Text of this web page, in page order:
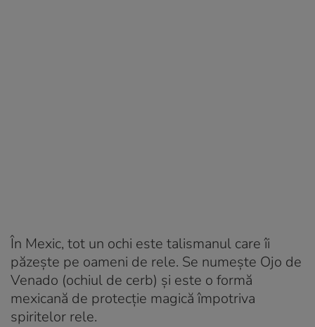
În Mexic, tot un ochi este talismanul care îi
păzește pe oameni de rele. Se numește Ojo de
Venado (ochiul de cerb) și este o formă
mexicană de protecție magică împotriva
spiritelor rele.